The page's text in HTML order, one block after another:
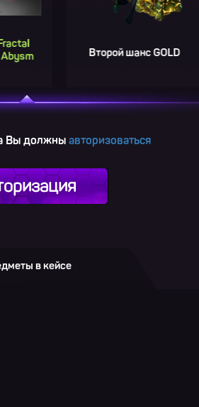
Второй шанс GOLD
Вы должны авторизоваться
в кейсе